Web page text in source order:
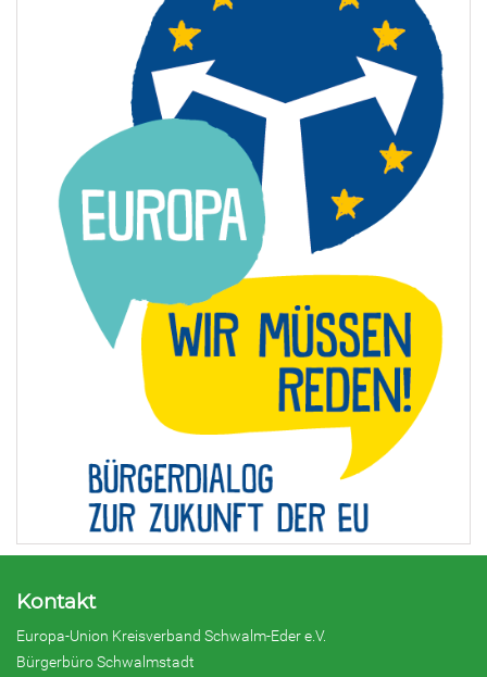
Kontakt
Europa-Union Kreisverband Schwalm-Eder e.V.
Bürgerbüro Schwalmstadt